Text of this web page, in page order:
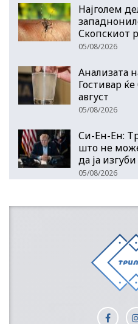
Најголем
Скопскиот
05/08/2026
Анализата
Гостивар
август
05/08/2026
Си-Ен-Ен:
што не
да ја изгуби
05/08/2026